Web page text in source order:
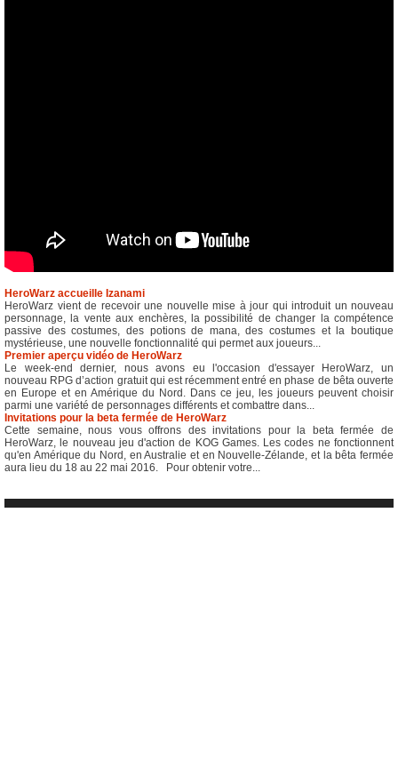
HeroWarz accueille Izanami
HeroWarz vient de recevoir une nouvelle mise à jour qui introduit un nouveau
personnage, la vente aux enchères, la possibilité de changer la compétence
passive des costumes, des potions de mana, des costumes et la boutique
mystérieuse, une nouvelle fonctionnalité qui permet aux joueurs...
Premier aperçu vidéo de HeroWarz
Le week-end dernier, nous avons eu l'occasion d'essayer HeroWarz, un
nouveau RPG d’action gratuit qui est récemment entré en phase de bêta ouverte
en Europe et en Amérique du Nord. Dans ce jeu, les joueurs peuvent choisir
parmi une variété de personnages différents et combattre dans...
Invitations pour la beta fermée de HeroWarz
Cette semaine, nous vous offrons des invitations pour la beta fermée de
HeroWarz, le nouveau jeu d'action de KOG Games. Les codes ne fonctionnent
qu'en Amérique du Nord, en Australie et en Nouvelle-Zélande, et la bêta fermée
aura lieu du 18 au 22 mai 2016. Pour obtenir votre...